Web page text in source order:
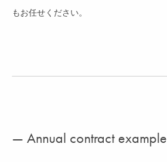
もお任せください。
— Annual contract example